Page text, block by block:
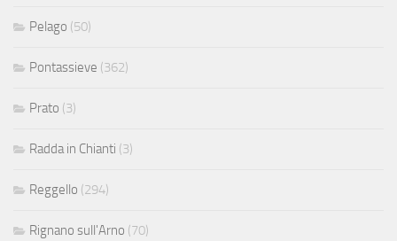
Pelago (50)
Pontassieve (362)
Prato (3)
Radda in Chianti (3)
Reggello (294)
Rignano sull'Arno (70)